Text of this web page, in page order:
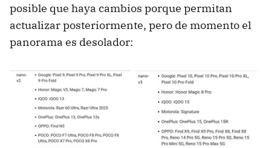
posible que haya cambios porque permitan
actualizar posteriormente, pero de momento el
panorama es desolador: